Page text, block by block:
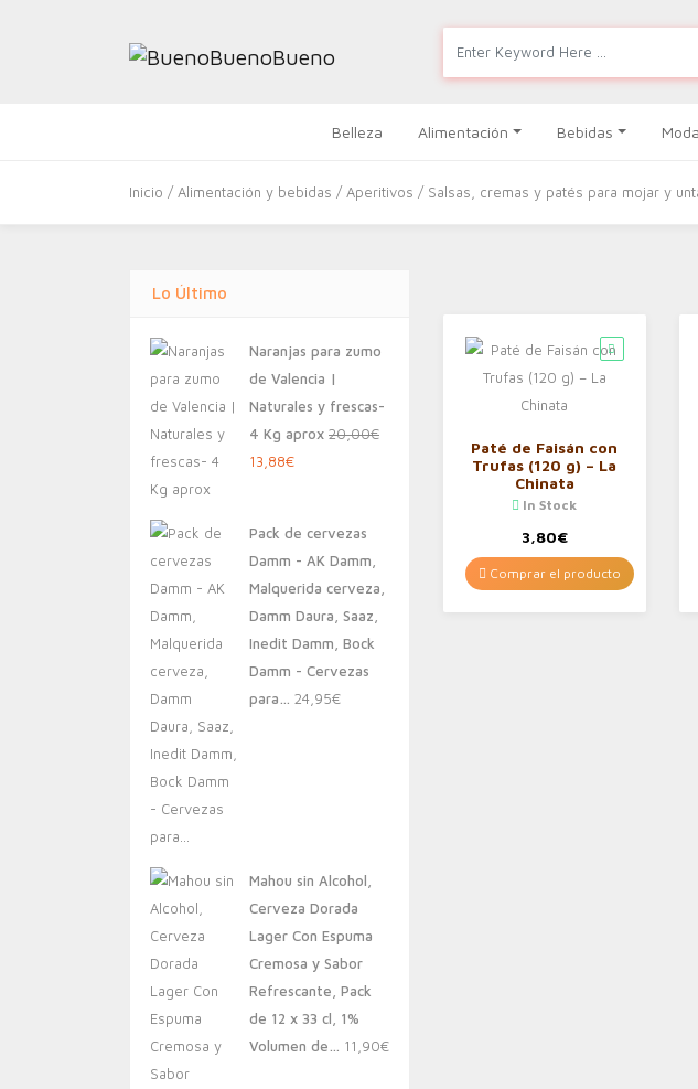
Belleza Alimentación Bebidas Moda
Inicio / Alimentación y bebidas / Aperitivos / Salsas, cremas y patés para mojar y
Lo Último
Naranjas para zumo
de Valencia |
Naturales y frescas-
4 Kg aprox 20,00€
El
era:
20,00€.
13,88€El
es:
13,88€.
Pack de cervezas
Damm - AK Damm,
Malquerida cerveza,
Damm Daura, Saaz,
Inedit Damm, Bock
Damm - Cervezas
para… 24,95€
Mahou sin Alcohol,
Cerveza Dorada
Lager Con Espuma
Cremosa y Sabor
Refrescante, Pack
de 12 x 33 cl, 1%
Volumen de… 11,90€
Paté de Faisán con
Trufas (120 g) – La
Chinata
In Stock
3,80€
Comprar el producto